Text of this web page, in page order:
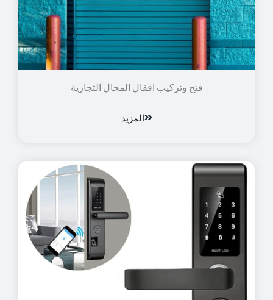
فتح وتركيب اقفال المحال التجارية
المزيد